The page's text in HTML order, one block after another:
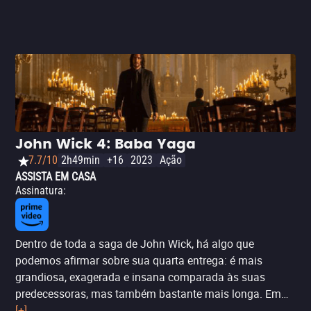
John Wick 4: Baba Yaga
7.7/10 2h49min +16 2023 Ação
ASSISTA EM CASA
Assinatura:
Dentro de toda a saga de John Wick, há algo que
podemos afirmar sobre sua quarta entrega: é mais
grandiosa, exagerada e insana comparada às suas
predecessoras, mas também bastante mais longa. Em